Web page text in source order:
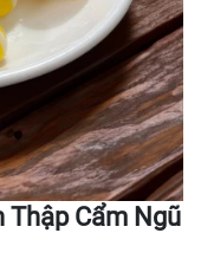
Thập Cẩm Ngũ